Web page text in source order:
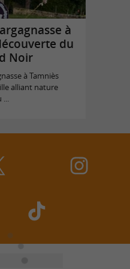
à
du
Noir
à Tamniès
alliant nature
...